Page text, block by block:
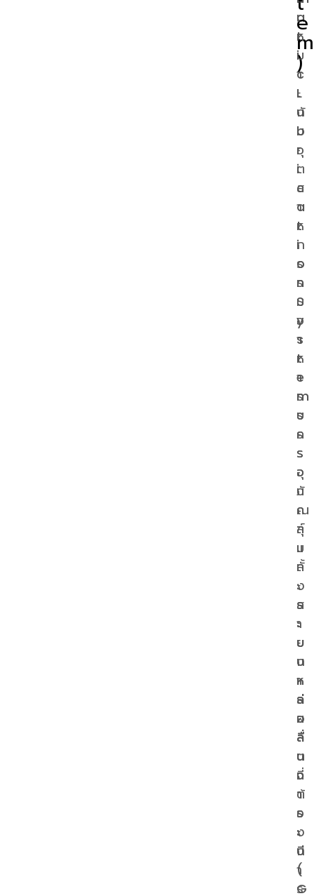
a
t
i
c
L
u
b
r
i
c
a
t
i
o
n
S
y
s
t
e
m
s
ค
ร
อ
บ
ค
ลุ
ม
ทั้
ง
ร
ะ
บ
บ
ห
ล่
อ
ลื่
น
จ
า
ร
ะ
บี
(
G
e
m
)
เ
ห
ม
า
ะ
กั
บ
อุ
ต
ส
า
ห
ก
ร
ร
ม
อ
า
ห
า
ร
บ
ร
ร
จุ
ภั
ณ
ฑ์
แ
ล
ะ
ส
า
ย
ก
า
ร
ผ
ลิ
ต
ที่
ต้
อ
ง
ก
า
ร